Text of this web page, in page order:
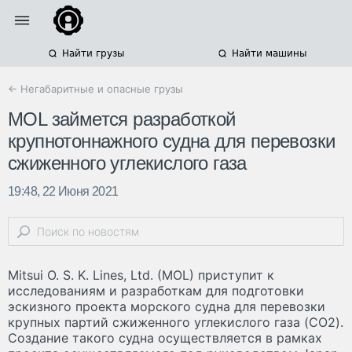
Найти грузы Найти машины
← Негабаритные и опасные грузы
MOL займется разработкой
крупнотоннажного судна для перевозки
сжиженного углекислого газа
19:48, 22 Июня 2021
Mitsui O. S. K. Lines, Ltd. (MOL) приступит к
исследованиям и разработкам для подготовки
эскизного проекта морского судна для перевозки
крупных партий сжиженного углекислого газа (CO2).
Создание такого судна осуществляется в рамках